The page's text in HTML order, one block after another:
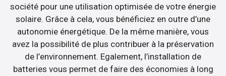
société pour une utilisation optimisée de votre énergie
solaire. Grâce à cela, vous bénéficiez en outre d’une
autonomie énergétique. De la même manière, vous
avez la possibilité de plus contribuer à la préservation
de l’environnement. Egalement, l’installation de
batteries vous permet de faire des économies à long